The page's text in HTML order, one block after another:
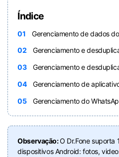
Índice
01
Gerenciamento de dados
02
Gerenciamento e
03
Gerenciamento e
04
Gerenciamento de
05
Gerenciamento do
Observação:O Dr.Fone suporta
dispositivos Android: fotos,